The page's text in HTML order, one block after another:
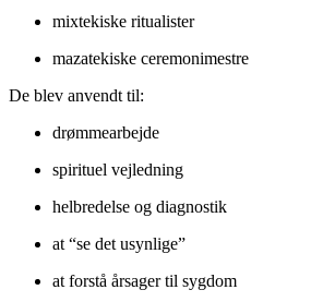
mixtekiske ritualister
mazatekiske ceremonimestre
De blev anvendt til:
drømmearbejde
spirituel vejledning
helbredelse og diagnostik
at “se det usynlige”
at forstå årsager til sygdom